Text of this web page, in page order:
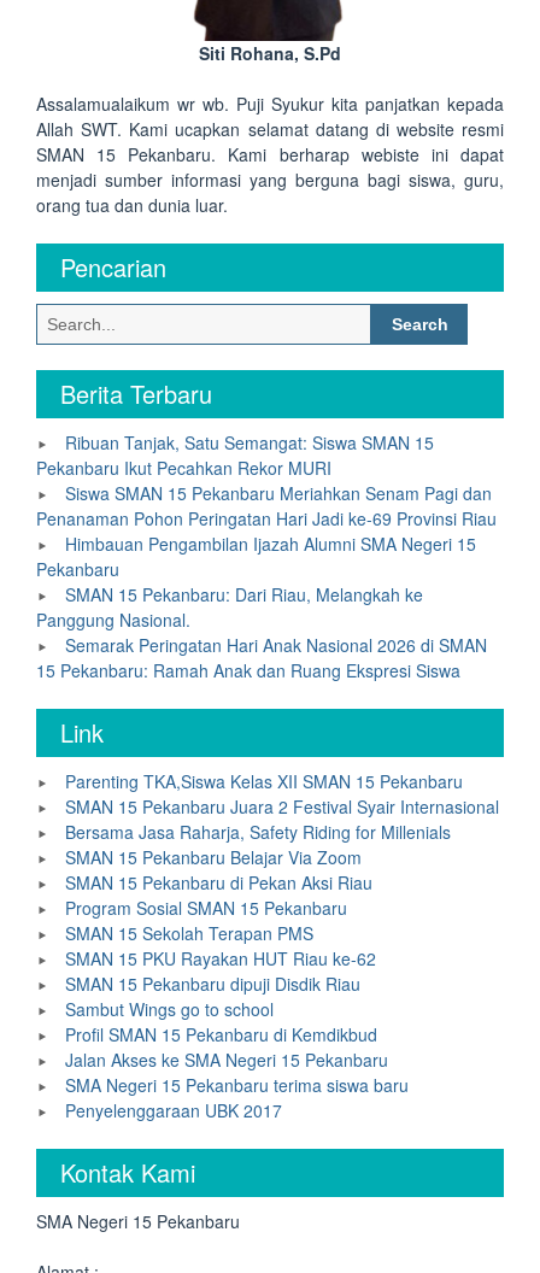
Siti Rohana, S.Pd
Assalamualaikum wr wb. Puji Syukur kita panjatkan kepada
Allah SWT. Kami ucapkan selamat datang di website resmi
SMAN 15 Pekanbaru. Kami berharap webiste ini dapat
menjadi sumber informasi yang berguna bagi siswa, guru,
orang tua dan dunia luar.
Pencarian
Search
for:
Berita Terbaru
Ribuan Tanjak, Satu Semangat: Siswa SMAN 15
Pekanbaru Ikut Pecahkan Rekor MURI
Siswa SMAN 15 Pekanbaru Meriahkan Senam Pagi dan
Penanaman Pohon Peringatan Hari Jadi ke-69 Provinsi Riau
Himbauan Pengambilan Ijazah Alumni SMA Negeri 15
Pekanbaru
SMAN 15 Pekanbaru: Dari Riau, Melangkah ke
Panggung Nasional.
Semarak Peringatan Hari Anak Nasional 2026 di SMAN
15 Pekanbaru: Ramah Anak dan Ruang Ekspresi Siswa
Link
Parenting TKA,Siswa Kelas XII SMAN 15 Pekanbaru
SMAN 15 Pekanbaru Juara 2 Festival Syair Internasional
Bersama Jasa Raharja, Safety Riding for Millenials
SMAN 15 Pekanbaru Belajar Via Zoom
SMAN 15 Pekanbaru di Pekan Aksi Riau
Program Sosial SMAN 15 Pekanbaru
SMAN 15 Sekolah Terapan PMS
SMAN 15 PKU Rayakan HUT Riau ke-62
SMAN 15 Pekanbaru dipuji Disdik Riau
Sambut Wings go to school
Profil SMAN 15 Pekanbaru di Kemdikbud
Jalan Akses ke SMA Negeri 15 Pekanbaru
SMA Negeri 15 Pekanbaru terima siswa baru
Penyelenggaraan UBK 2017
Kontak Kami
SMA Negeri 15 Pekanbaru